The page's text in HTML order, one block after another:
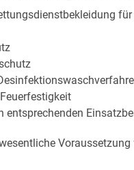
entsprechenden